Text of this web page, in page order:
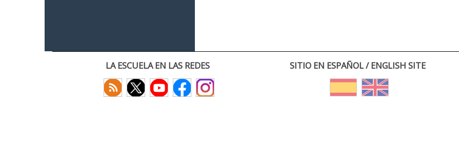
LA ESCUELA EN LAS REDES SITIO EN ESPAÑOL / ENGLISH SITE